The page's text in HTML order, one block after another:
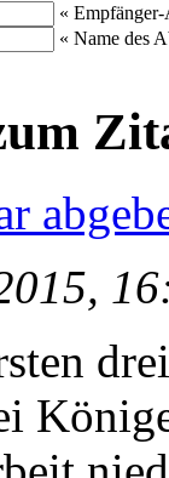
« Empfänger-
« Name des